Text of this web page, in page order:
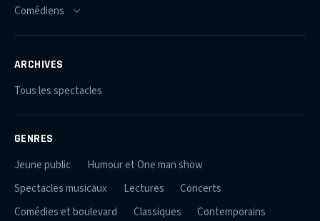
ARCHIVES
Tous les spectacles
GENRES
Jeune public
Humour et One man show
Spectacles musicaux
Lectures
Concerts
Comédies et boulevard
Classiques
Contemporains